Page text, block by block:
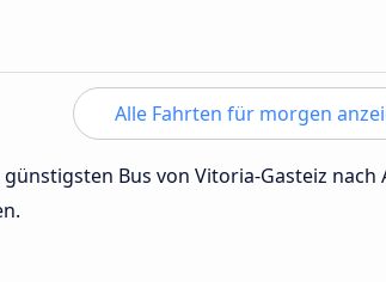
Alle Fahrten für morgen
Bus von Vitoria-Gasteiz